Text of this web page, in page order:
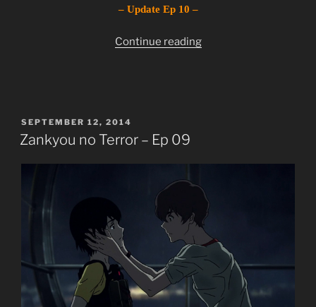
– Update Ep 10 –
Continue reading“Zankyou
POSTED
ON
SEPTEMBER 12, 2014
Zankyou no Terror – Ep 09